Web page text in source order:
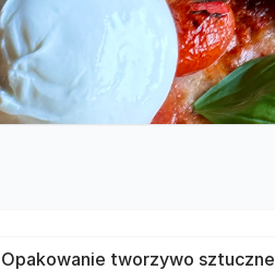
Opakowanie tworzywo sztuczne